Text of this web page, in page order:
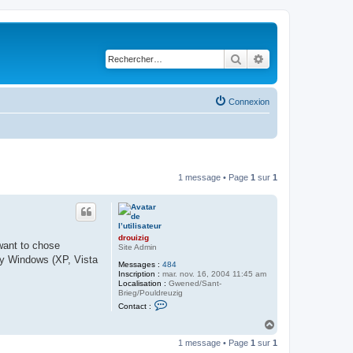
Rechercher
Connexion
1 message • Page 1 sur 1
drouizig
Site Admin
Messages : 484
Inscription : mar. nov. 16, 2004 11:45 am
Localisation : Gwened/Sant-
Brieg/Pouldreuzig
Contact :
to chose
Windows (XP, Vista
u
1 message • Page 1 sur 1